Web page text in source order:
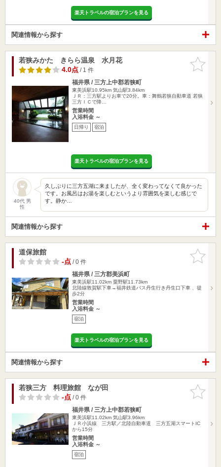
楽天トラベルの宿泊プランを見る
関連情報から探す
お気に入
りに追加
若狭みかた きらら温泉 水月花
4.0点/ 1 件
福井県 / 三方上中郡若狭町
東美浜駅10.95km 気山駅3.84km
ＪＲ：三方駅よりお車で20分。車：舞鶴若狭自動車道 若狭
三方ＩＣで降…
営業時間
入浴料金 ～
日帰り 宿泊
楽天トラベルの宿泊プランを見る
40代 男
性
久しぶりに三方五湖に来ましたが、全く変わってなくて良かった
です。お風呂はお湯を楽しむというより雰囲気を楽しむ感じで
す。静か…
関連情報から探す
お気に入
りに追加
道保旅館
-点/ 0 件
福井県 / 三方郡美浜町
東美浜駅11.02km 粟野駅11.73km
北陸線敦賀駅下車→福井鉄道バス丹生行き丹生口下車 、徒
歩2分
営業時間
入浴料金 ～
宿泊
楽天トラベルの宿泊プランを見る
関連情報から探す
お気に入
りに追加
若狭三方 料理旅館 なが田
-点/ 0 件
福井県 / 三方上中郡若狭町
東美浜駅11.02km 気山駅3.96km
ＪＲ小浜線 三方駅／北陸自動車道 三方五湖スマートIC
から15分
営業時間
入浴料金 ～
宿泊